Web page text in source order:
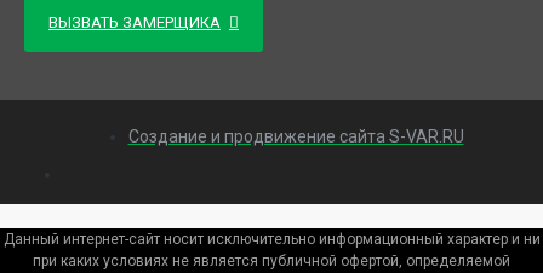
ВЫЗВАТЬ ЗАМЕРЩИКА
Создание и продвижение сайта S-VAR.RU
Данный интернет-сайт носит исключительно информационный характер и ни
при каких условиях не является публичной офертой, определяемой